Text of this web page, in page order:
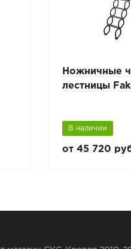
Ножничные
лестницы
В наличии
от 45 720